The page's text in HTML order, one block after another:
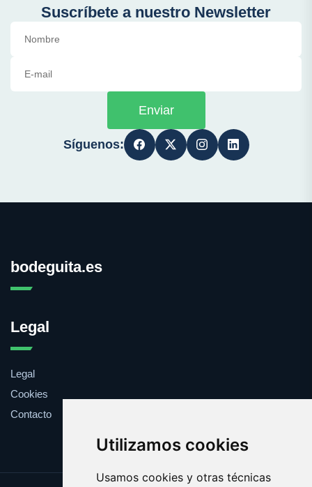
Utilizamos cookies
Usamos cookies y otras técnicas
Suscríbete a nuestro Newsletter
Enviar
Síguenos:
bodeguita.es
Legal
Legal
Cookies
Contacto